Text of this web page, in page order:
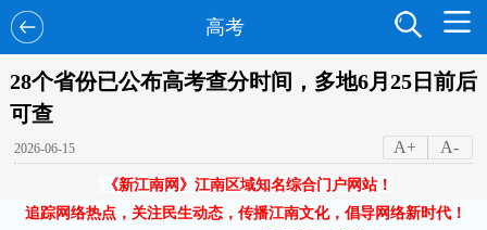
高考
28个省份已公布高考查分时间，多地6月25日前后
可查
2026-06-15 A+ A-
《新江南网》江南区域知名综合门户网站！
追踪网络热点，关注民生动态，传播江南文化，倡导网络新时代！